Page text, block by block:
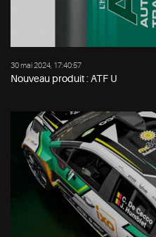
30 mai 2024, 17:40:57
Nouveau produit : ATF U